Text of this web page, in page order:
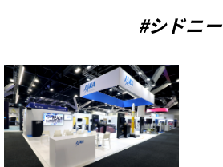
#シドニー